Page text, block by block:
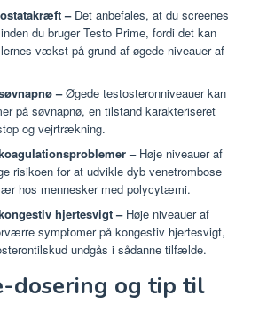
–Det anbefales, at du screenes
du bruger Testo Prime, fordi det kan
vækst på grund af øgede niveauer af
–Øgede testosteronniveauer kan
på søvnapnø, en tilstand karakteriseret
og vejrtrækning.
–Høje niveauer af
risikoen for at udvikle dyb venetrombose
hos mennesker med polycytæmi.
hjertesvigt –Høje niveauer af
symptomer på kongestiv hjertesvigt,
undgås i sådanne tilfælde.
dosering og tip til